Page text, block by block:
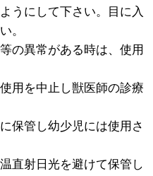
うにして下さい。目に入
。
の異常がある時は、使用
用を中止し獣医師の診療
保管し幼少児には使用さ
直射日光を避けて保管し